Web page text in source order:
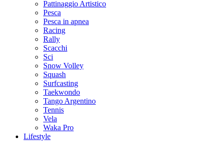
Pattinaggio Artistico
Pesca
Pesca in apnea
Racing
Rally
Scacchi
Sci
Snow Volley
Squash
Surfcasting
Taekwondo
Tango Argentino
Tennis
Vela
Waka Pro
Lifestyle